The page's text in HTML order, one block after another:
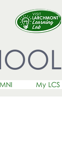
My LCS